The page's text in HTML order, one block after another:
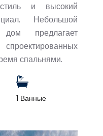
и высокий
Небольшой
предлагает
спальнями.
1 Ванные